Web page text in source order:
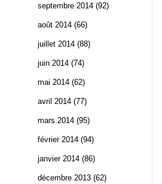
septembre 2014 (92)
août 2014 (66)
juillet 2014 (88)
juin 2014 (74)
mai 2014 (62)
avril 2014 (77)
mars 2014 (95)
février 2014 (94)
janvier 2014 (86)
décembre 2013 (62)